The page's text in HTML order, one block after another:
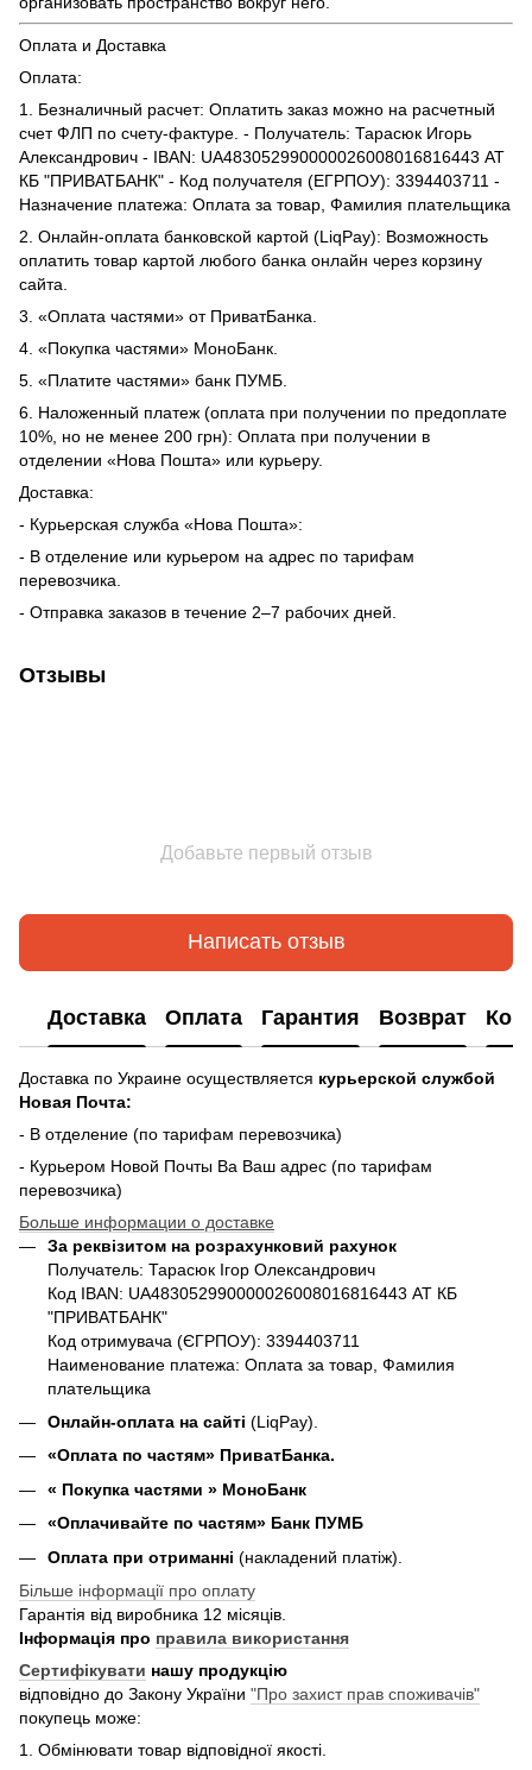
Оплата и Доставка
Оплата:
1. Безналичный расчет: Оплатить заказ можно на расчетный
счет ФЛП по счету-фактуре. - Получатель: Тарасюк Игорь
Александрович - IBAN: UA483052990000026008016816443 АТ
КБ "ПРИВАТБАНК" - Код получателя (ЕГРПОУ): 3394403711 -
Назначение платежа: Оплата за товар, Фамилия плательщика
2. Онлайн-оплата банковской картой (LiqPay): Возможность
оплатить товар картой любого банка онлайн через корзину
сайта.
3. «Оплата частями» от ПриватБанка.
4. «Покупка частями» МоноБанк.
5. «Платите частями» банк ПУМБ.
6. Наложенный платеж (оплата при получении по предоплате
10%, но не менее 200 грн): Оплата при получении в
отделении «Нова Пошта» или курьеру.
Доставка:
- Курьерская служба «Нова Пошта»:
- В отделение или курьером на адрес по тарифам
перевозчика.
- Отправка заказов в течение 2–7 рабочих дней.
Отзывы
Добавьте первый отзыв
Написать отзыв
Доставка Оплата Гарантия Возврат
Доставка по Украине осуществляется курьерской службой
Новая Почта:
- В отделение (по тарифам перевозчика)
- Курьером Новой Почты Ва Ваш адрес (по тарифам
перевозчика)
Больше информации о доставке
За реквізитом на розрахунковий рахунок
Получатель: Тарасюк Ігор Олександрович
Код IBAN: UA483052990000026008016816443 АТ КБ
"ПРИВАТБАНК"
Код отримувача (ЄГРПОУ): 3394403711
Наименование платежа: Оплата за товар, Фамилия
плательщика
Онлайн-оплата на сайті (LiqPay).
«Оплата по частям» ПриватБанка.
« Покупка частями » МоноБанк
«Оплачивайте по частям» Банк ПУМБ
Оплата при отриманні (накладений платіж).
Більше інформації про оплату
Гарантія від виробника 12 місяців.
Інформація про правила використання
Сертифікувати нашу продукцію
відповідно до Закону України "Про захист прав споживачів"
покупець може:
1. Обмінювати товар відповідної якості.